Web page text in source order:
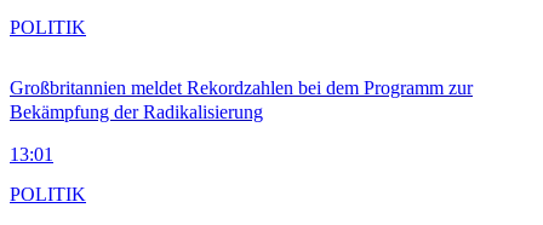
Großbritannien meldet Rekordzahlen bei dem Programm zur
Bekämpfung der Radikalisierung
13:01
POLITIK
POLITIK